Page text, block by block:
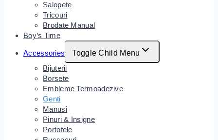
Salopete
Tricouri
Brodate Manual
Boy’s Time
Accessories
Toggle Child Menu
Bijuterii
Borsete
Embleme Termoadezive
Genti
Manusi
Pinuri & Insigne
Portofele